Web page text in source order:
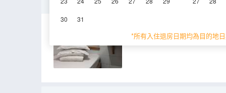
30 31
*所有入住退房日期均為目的地
10㎡ 2層 空